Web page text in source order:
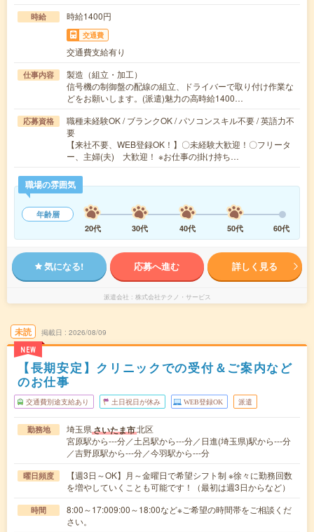
時給 時給1400円
交通費
交通費支給有り
仕事内容
製造（組立・加工）
信号機の制御盤の配線の組立、ドライバーで取り付け作業な
どをお願いします。(派遣)魅力の高時給1400…
応募資格
職種未経験OK / ブランクOK / パソコンスキル不要 / 英語力不
要
【来社不要、WEB登録OK！】〇未経験大歓迎！〇フリータ
ー、主婦(夫) 大歓迎！ ※お仕事の掛け持ち…
職場の雰囲気
年齢層
20代
30代 40代 50代 60代
気になる! 応募へ進む 詳しく見る
派遣会社 株式会社テクノ・サービス
未読
NEW
掲載日 2026/08/09
【長期安定】クリニックでの受付＆ご案内など
のお仕事
交通費別途支給あり 土日祝日が休み WEB登録OK 派遣
勤務地 埼玉県さいたま市北区
宮原駅から---分／土呂駅から---分／日進(埼玉県)駅から---分
／吉野原駅から---分／今羽駅から---分
曜日頻度
【週3日～OK】月～金曜日で希望シフト制 ※徐々に勤務回数
を増やしていくことも可能です！（最初は週3日からなど）
時間
8:00～17:009:00～18:00など※ご希望の時間帯をご相談くだ
さい。